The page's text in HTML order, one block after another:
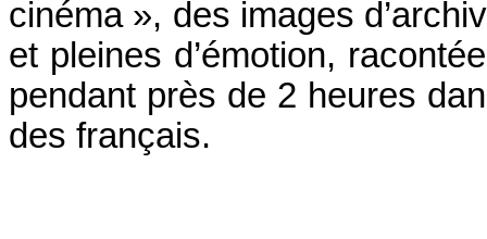
cinéma », des images
et pleines d’émotion,
pendant près de 2 heures
des français.